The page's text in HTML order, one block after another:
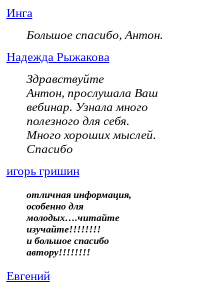
Инга
Большое спасибо, Антон.
Надежда Рыжакова
Здравствуйте
Антон, прослушала Ваш
вебинар. Узнала много
полезного для себя.
Много хороших мыслей.
Спасибо
игорь гришин
отличная информация,
особенно для
молодых….читайте
изучайте!!!!!!!!
и большое спасибо
автору!!!!!!!!
Евгений